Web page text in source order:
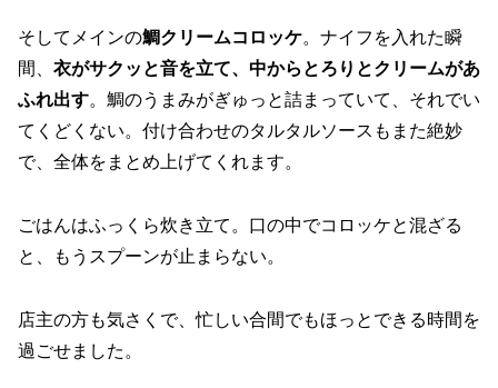
そしてメインの鯛クリームコロッケ。ナイフを入れた瞬
間、 衣がサクッと音を立て、中からとろりとクリームがあ
ふれ出す。鯛のうまみがぎゅっと詰まっていて、それでい
てくどくない。付け合わせのタルタルソースもまた絶妙
で、全体をまとめ上げてくれます。
ごはんはふっくら炊き立て。口の中でコロッケと混ざる
と、もうスプーンが止まらない。
店主の方も気さくで、忙しい合間でもほっとできる時間を
過ごせました。